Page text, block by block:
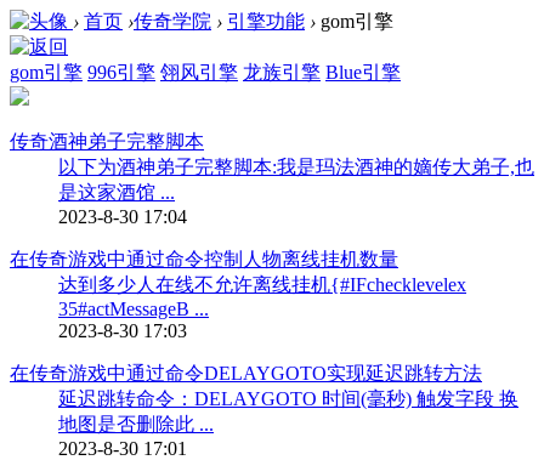
› 首页 ›传奇学院 › 引擎功能 › gom引擎
gom引擎 996引擎 翎风引擎 龙族引擎 Blue引擎
传奇酒神弟子完整脚本
以下为酒神弟子完整脚本:我是玛法酒神的嫡传大弟子,也
是这家酒馆 ...
2023-8-30 17:04
在传奇游戏中通过命令控制人物离线挂机数量
达到多少人在线不允许离线挂机{#IFchecklevelex
35#actMessageB ...
2023-8-30 17:03
在传奇游戏中通过命令DELAYGOTO实现延迟跳转方法
延迟跳转命令：DELAYGOTO 时间(毫秒) 触发字段 换
地图是否删除此 ...
2023-8-30 17:01